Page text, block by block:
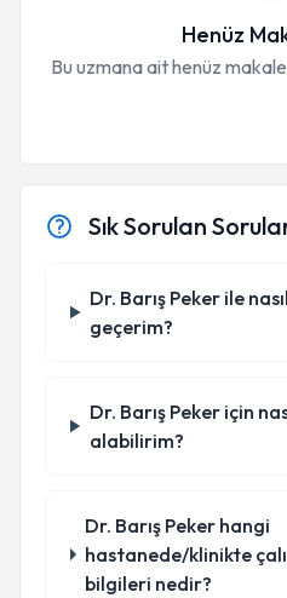
Henüz
Bu uzmana ait henüz
Sık Sorulan
Dr. Barış Peker ile
geçerim?
Dr. Barış Peker için
alabilirim?
Dr. Barış Peker hangi
hastanede/klinikte
bilgileri nedir?